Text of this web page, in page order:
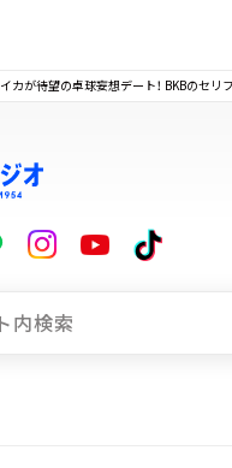
カが待望の卓球妄想デート！ BKBのセリ